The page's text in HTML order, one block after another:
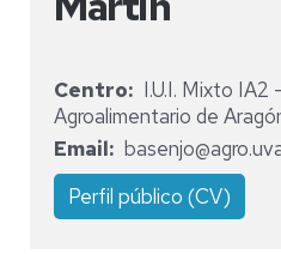
Centro
I.U.I. Mixto
Agroalimentario de
Email
Perfil público (CV)